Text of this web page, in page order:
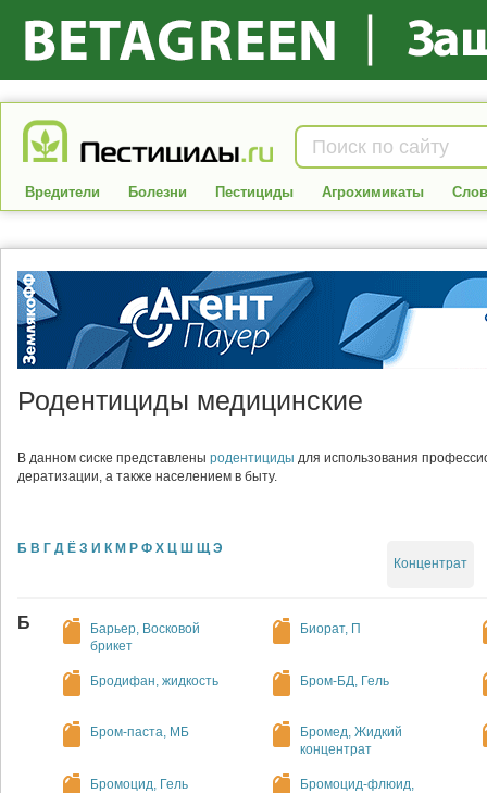
Вредители Болезни Пестициды Агрохимикаты
Родентициды медицинские
В данном сиске представлены родентициды для использования
дератизации, а также населением в быту.
Концентрат
Б В Г Д Ё З И К М Р Ф Х Ц Ш Щ Э
Б
Барьер, Восковой
брикет
Биорат, П
Бродифан, жидкость Бром-БД, Гель
Бром-паста, МБ
Бромед, Жидкий
концентрат
Бромоцид, Гель
Бромоцид-флюид,